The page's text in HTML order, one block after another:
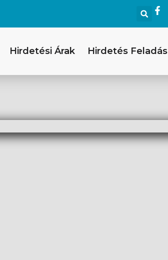
Hirdetési Árak Hirdetés Feladás